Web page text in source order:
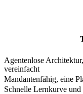
Agentenlose
vereinfacht
Mandantenfähig, eine
Schnelle Lernkurve